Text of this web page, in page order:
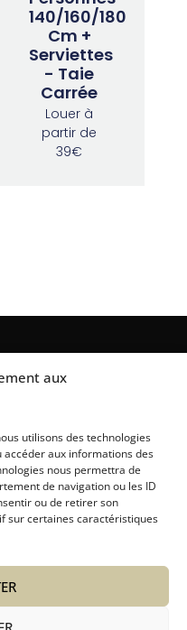
aux
utilisons des technologies
aux informations des
nous permettra de
de navigation ou les ID
ou de retirer son
sur certaines caractéristiques
140/160/180
Cm +
Serviettes
- Taie
Carrée
Louer à
partir de
39€
Service Para-Hôteliers
A Propos